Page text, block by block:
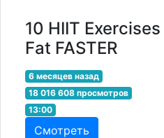
10 HIIT
Fat FASTER
6 месяцев назад
18 016 608 просмотров
13:00
Смотреть